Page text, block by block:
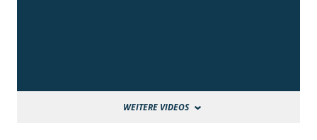
WEITERE VIDEOS